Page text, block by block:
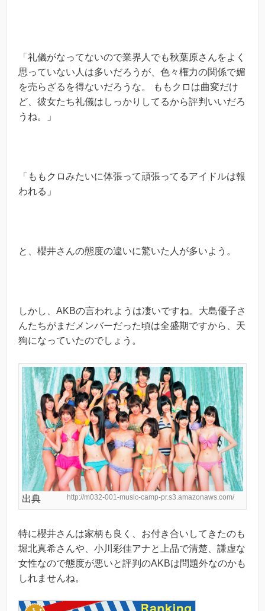
「礼儀がなってないので業界人でも秋葉原さんをよく
思っていない人は多いだろうが、色々権力の関係で媚
を売らざるを得ないだろうな。 ももクロは曲変だけ
ど、彼女たち礼儀はしっかりしてるから評判いいだろ
うね。」
「ももクロみたいに体張って頑張ってるアイドルは報
われる」
と、櫻井さんの態度の違いに驚いた人が多いよう。
しかし、AKBの言われようは凄いですね。大島優子さ
んたちがまだメンバーだった頃は全盛期ですから、天
狗になっていたのでしょう。
出典 http://m032-001-music-camp-pr.s3.amazonaws.com/
特に櫻井さんは家柄も良く、お付き合いしてきたのも
堀北真希さんや、小川彩佳アナと上品で清楚、謙虚な
女性なので態度が悪いと評判のAKBは問題外なのかも
しれませんね。